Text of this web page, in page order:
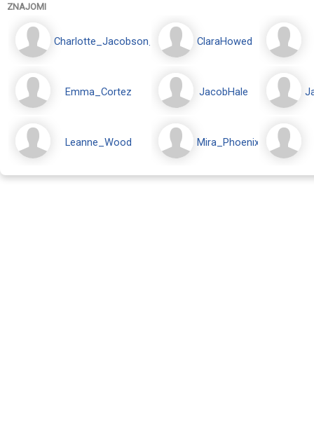
ZNAJOMI
Charlotte_Jacobson_Creed ClaraHowed
Emma_Cortez JacobHale
Leanne_Wood Mira_Phoenix